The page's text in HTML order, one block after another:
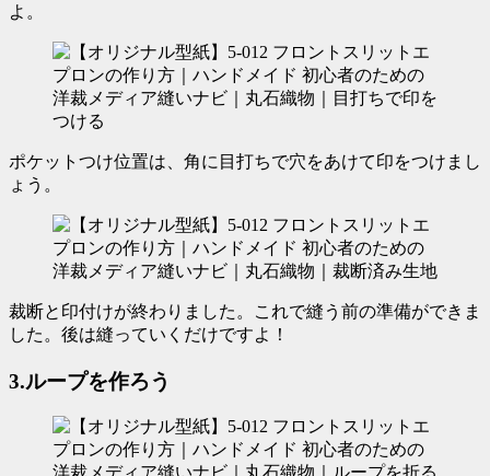
よ。
ポケットつけ位置は、角に目打ちで穴をあけて印をつけまし
ょう。
裁断と印付けが終わりました。これで縫う前の準備ができま
した。後は縫っていくだけですよ！
3.ループを作ろう